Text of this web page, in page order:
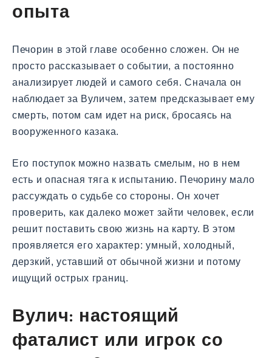
опыта
Печорин в этой главе особенно сложен. Он не
просто рассказывает о событии, а постоянно
анализирует людей и самого себя. Сначала он
наблюдает за Вуличем, затем предсказывает ему
смерть, потом сам идет на риск, бросаясь на
вооруженного казака.
Его поступок можно назвать смелым, но в нем
есть и опасная тяга к испытанию. Печорину мало
рассуждать о судьбе со стороны. Он хочет
проверить, как далеко может зайти человек, если
решит поставить свою жизнь на карту. В этом
проявляется его характер: умный, холодный,
дерзкий, уставший от обычной жизни и потому
ищущий острых границ.
Вулич: настоящий
фаталист или игрок со